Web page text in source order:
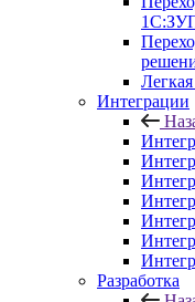
Интеграции
Разработка